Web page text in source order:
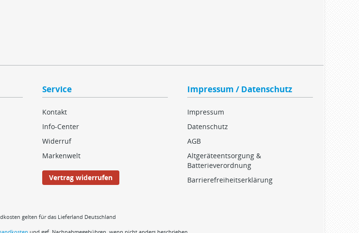
Service
Kontakt
Info-Center
Widerruf
Markenwelt
Vertrag widerrufen
Impressum / Datenschutz
Impressum
Datenschutz
AGB
Altgeräteentsorgung &
Batterieverordnung
Barrierefreiheitserklärung
gelten für das Lieferland Deutschland